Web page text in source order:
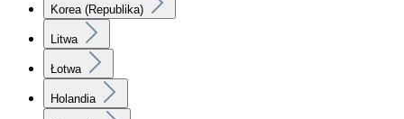
Korea (Republika)
Litwa
Łotwa
Holandia